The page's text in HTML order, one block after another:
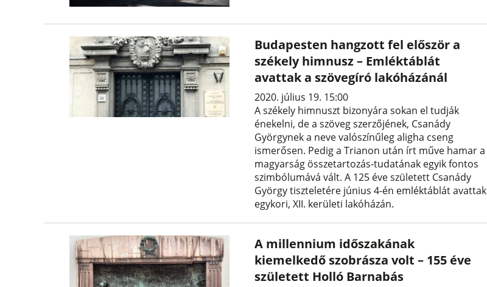
Budapesten hangzott fel először a
székely himnusz – Emléktáblát
avattak a szövegíró lakóházánál
2020. július 19. 15:00
A székely himnuszt bizonyára sokan el tudják
énekelni, de a szöveg szerzőjének, Csanády
Györgynek a neve valószínűleg aligha cseng
ismerősen. Pedig a Trianon után írt műve hamar a
magyarság összetartozás-tudatának egyik fontos
szimbólumává vált. A 125 éve született Csanády
György tiszteletére június 4-én emléktáblát avattak
egykori, XII. kerületi lakóházán.
A millennium időszakának
kiemelkedő szobrásza volt – 155 éve
született Holló Barnabás